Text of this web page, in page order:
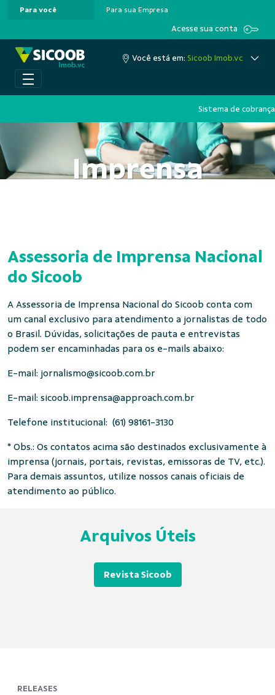
Pular para o Conteúdo principal
Para você Para sua Empresa
Acesse sua conta
Você está em:Sicoob Imob.vc
Sistema de cobrança
Imprensa
Assessoria de Imprensa Nacional
do Sicoob
A Assessoria de Imprensa Nacional do Sicoob conta com
um canal exclusivo para atendimento a jornalistas de todo
o Brasil. Dúvidas, solicitações de pauta e entrevistas
podem ser encaminhadas para os e-mails abaixo:
E-mail: jornalismo@sicoob.com.br
E-mail: sicoob.imprensa@approach.com.br
Telefone institucional: (61) 98161-3130
* Obs.: Os contatos acima são destinados exclusivamente à
imprensa (jornais, portais, revistas, emissoras de TV, etc.).
Para demais assuntos, utilize nossos canais oficiais de
atendimento ao público.
Arquivos Úteis
Revista Sicoob
RELEASES